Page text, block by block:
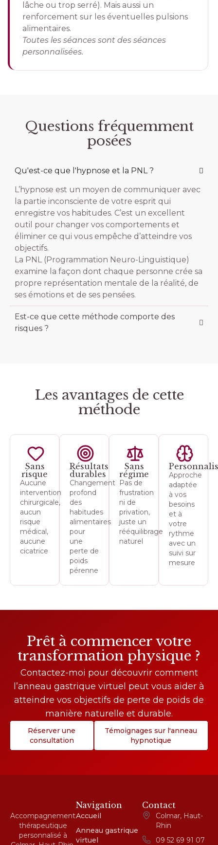
lâche ou trop serré). Mais aussi un
renforcement sur les éventuelles pulsions
alimentaires.
Toutes les séances sont des séances
personnalisées.
Questions fréquemment
posées
Qu'est-ce que l'hypnose et la PNL ?
L’hypnose est un moyen de communiquer avec
la partie inconsciente de votre esprit qui
enregistre vos habitudes. C’est un excellent
outil pour changer vos comportements et
éliminer ce qui vous empêche d’atteindre vos
objectifs.
La PNL (Programmation Neuro-Linguistique)
examine la façon dont chaque personne crée sa
propre représentation mentale de la réalité, de
ses émotions et de ses pensées.
Est-ce que cette méthode comporte des
risques ?
Les avantages de cette
méthode
Sans
risque
Aucune
intervention
chirurgicale,
aucun
risque
médical,
aucune
cicatrice
Résultats
durables
Changement
profond
des
habitudes
alimentaires
pour
une
perte de
poids
pérenne
Sans
régime
Pas de
frustration
ni de
privation,
juste un
rééquilibrage
naturel
Approche
adaptée
à vos
besoins
et à
votre
rythme
avec un
suivi sur
mesure
Prêt à commencer votre
transformation physique ?
Contactez-moi pour découvrir comment
l’anneau gastrique virtuel peut vous aider à
atteindre vos objectifs de perte de poids de
manière naturelle et durable.
Réserver une
consultation
Témoignages sur l'anneau
hypnotique
Accompagnement
thérapeutique
personnalisé à
Navigation
Accueil
Anneau gastrique
virtuel
Contact
Colmar, Haut-
Rhin
09 52 69 91 07